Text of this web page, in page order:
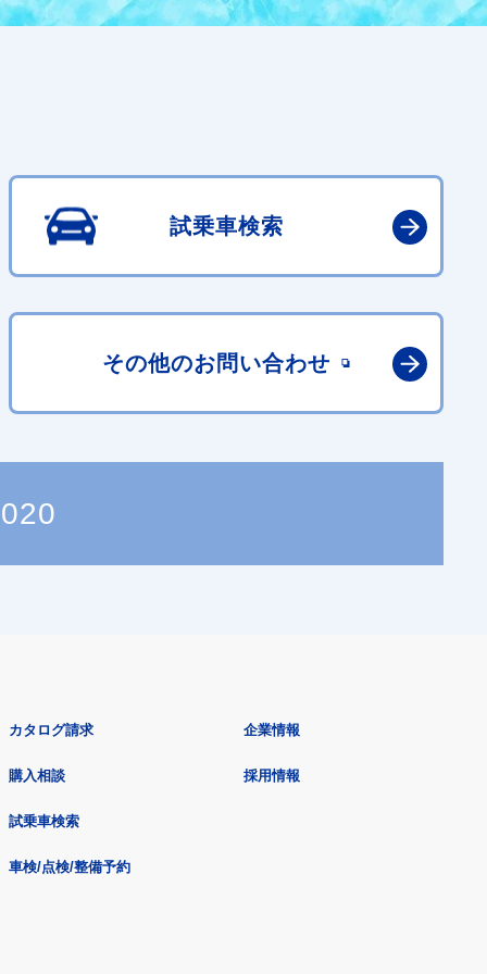
試乗車検索
その他のお問い合わせ
カタログ請求
購入相談
試乗車検索
車検/点検/整備予約
企業情報
採用情報